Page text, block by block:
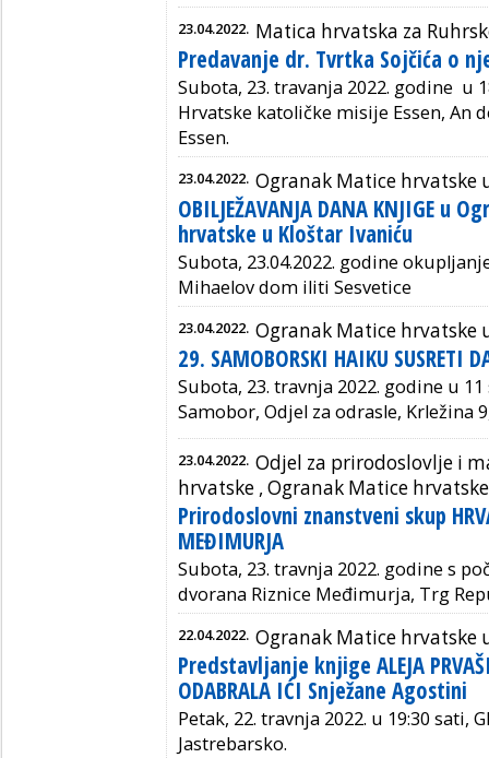
23.04.2022. Matica hrvatska za
Predavanje dr. Tvrtka Sojčića o
Subota, 23. travanja 2022. godine u
Hrvatske katoličke misije Essen, An
Essen.
23.04.2022. Ogranak Matice hrvatske
OBILJEŽAVANJA DANA KNJIGE u
hrvatske u Kloštar Ivaniću
Subota, 23.04.2022. godine
Mihaelov dom iliti Sesvetice
23.04.2022. Ogranak Matice hrvatske
29. SAMOBORSKI HAIKU SUSRETI
Subota, 23. travnja 2022. godine u
Samobor, Odjel za odrasle, Krležina
23.04.2022. Odjel za prirodoslovlje i
hrvatske , Ogranak Matice
Prirodoslovni znanstveni skup
MEĐIMURJA
Subota, 23. travnja 2022. godine s
dvorana Riznice Međimurja, Trg
22.04.2022. Ogranak Matice hrvatske
Predstavljanje knjige ALEJA
ODABRALA IĆI Snježane Agostini
Petak, 22. travnja 2022. u 19:30 sati,
Jastrebarsko.